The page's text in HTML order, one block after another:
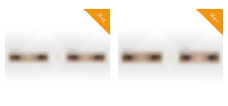
Hot Hot